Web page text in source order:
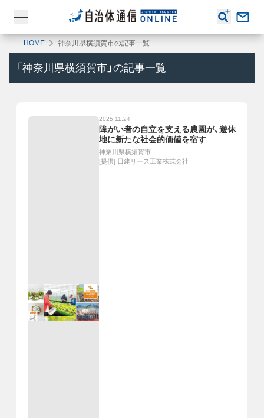
HOME 神奈川県横須賀市の記事一覧
「 神奈川県横須賀市 」の記事一覧
2025.11.24
障がい者の自立を支える農園が、遊休
地に新たな社会的価値を宿す
神奈川県横須賀市
[提供] 日建リース工業株式会社